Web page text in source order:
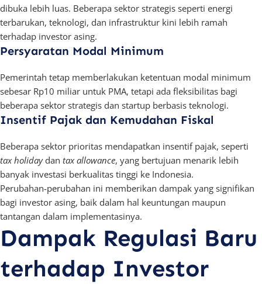
dibuka lebih luas. Beberapa sektor strategis seperti energi
terbarukan, teknologi, dan infrastruktur kini lebih ramah
terhadap investor asing.
Persyaratan Modal Minimum
Pemerintah tetap memberlakukan ketentuan modal minimum
sebesar Rp10 miliar untuk PMA, tetapi ada fleksibilitas bagi
beberapa sektor strategis dan startup berbasis teknologi.
Insentif Pajak dan Kemudahan Fiskal
Beberapa sektor prioritas mendapatkan insentif pajak, seperti
tax holidaydan tax allowance, yang bertujuan menarik lebih
banyak investasi berkualitas tinggi ke Indonesia.
Perubahan-perubahan ini memberikan dampak yang signifikan
bagi investor asing, baik dalam hal keuntungan maupun
tantangan dalam implementasinya.
Dampak Regulasi Baru
terhadap Investor